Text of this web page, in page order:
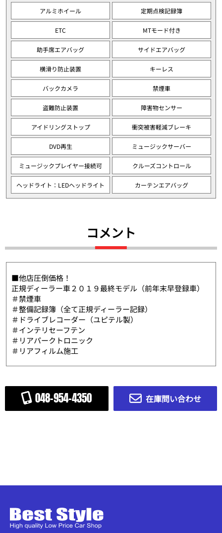
アルミホイール 定期点検記録簿
ETC MTモード付き
助手席エアバッグ サイドエアバッグ
横滑り防止装置 キーレス
バックカメラ 禁煙車
盗難防止装置 障害物センサー
アイドリングストップ 衝突被害軽減ブレーキ
DVD再生 ミュージックサーバー
ミュージックプレイヤー接続可 クルーズコントロール
ヘッドライト：LEDヘッドライト カーテンエアバッグ
コメント
■他店圧倒価格！
正規ディーラー車２０１９最終モデル（前年末早登録車）
＃禁煙車
＃整備記録簿（全て正規ディーラー記録）
＃ドライブレコーダー（ユピテル製）
＃インテリセーフテン
＃リアパークトロニック
＃リアフィルム施工
048-954-4350 在庫問い合わせ